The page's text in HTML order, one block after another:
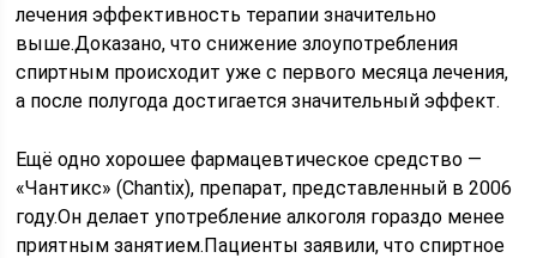
лечения эффективность терапии значительно
выше.Доказано, что снижение злоупотребления
спиртным происходит уже с первого месяца лечения,
а после полугода достигается значительный эффект.
Ещё одно хорошее фармацевтическое средство —
«Чантикс» (Chantix), препарат, представленный в 2006
году.Он делает употребление алкоголя гораздо менее
приятным занятием.Пациенты заявили, что спиртное